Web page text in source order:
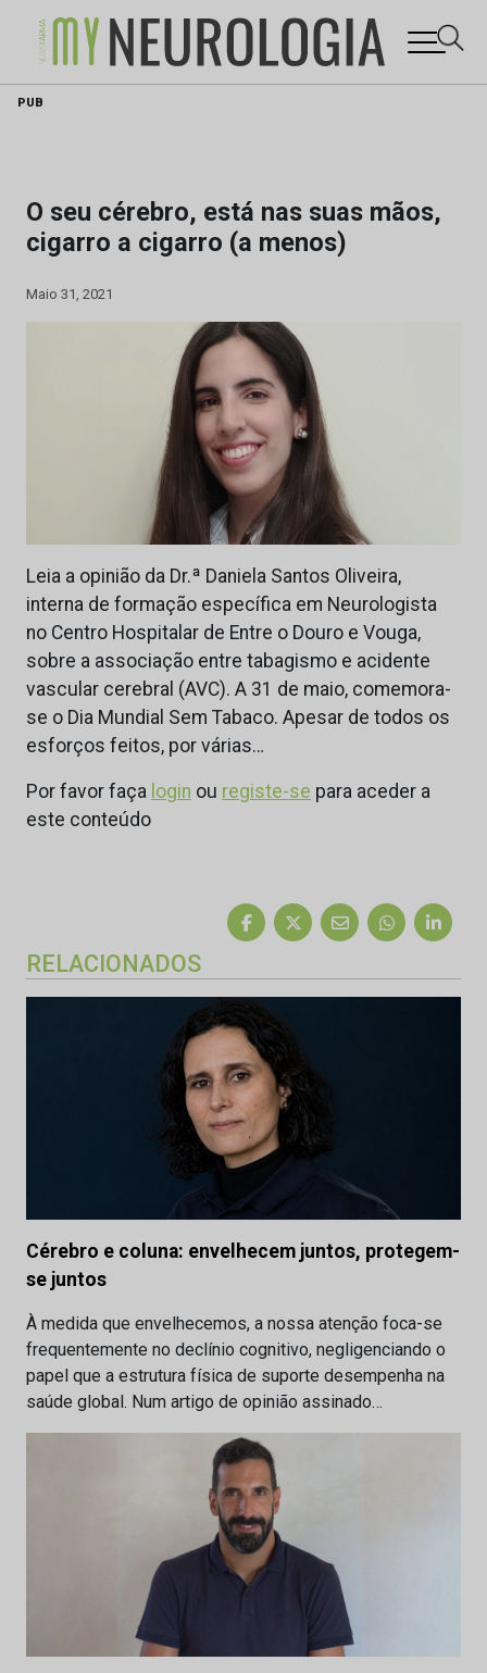
Skip
PUB
O seu cérebro, está nas suas mãos,
cigarro a cigarro (a menos)
Maio 31, 2021
Leia a opinião da Dr.ª Daniela Santos Oliveira,
interna de formação específica em Neurologista
no Centro Hospitalar de Entre o Douro e Vouga,
sobre a associação entre tabagismo e acidente
vascular cerebral (AVC). A 31 de maio, comemora-
se o Dia Mundial Sem Tabaco. Apesar de todos os
esforços feitos, por várias…
Por favor faça login ou registe-se para aceder a
este conteúdo
RELACIONADOS
Cérebro e coluna: envelhecem juntos, protegem-
se juntos
À medida que envelhecemos, a nossa atenção foca-se
frequentemente no declínio cognitivo, negligenciando o
papel que a estrutura física de suporte desempenha na
saúde global. Num artigo de opinião assinado…